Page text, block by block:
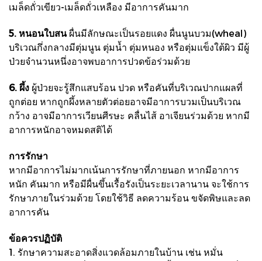
เมล็ดถั่วเขียว-เมล็ดถั่วเหลือง มีอาการคันมาก
5. หนอนใบสนผื่นมีลักษณะเป็นรอยแดง ผื่นนูนบวม(wheal)
บริเวณกึ่งกลางมีตุ่มนูน ตุ่มน้ำ ตุ่มหนอง หรือตุ่มแข็งใต้ผิว มีผู้
ป่วยจำนวนหนึ่งอาจพบอาการปวดข้อร่วมด้วย
6. ผึ้ง ผู้ป่วยจะรู้สึกแสบร้อน ปวด หรือคันที่บริเวณปากแผลที่
ถูกต่อย หากถูกผึ้งหลายตัวต่อยอาจมีอาการบวมเป็นบริเวณ
กว้าง อาจมีอาการเวียนศีรษะ คลื่นไส้ อาเจียนร่วมด้วย หากมี
อาการหนักอาจหมดสติได้
การรักษา
หากมีอาการไม่มากเน้นการรักษาที่ภายนอก หากมีอาการ
หนัก คันมาก หรือมีผื่นขึ้นเรื้อรังเป็นระยะเวลานาน จะใช้การ
รักษาภายในร่วมด้วย โดยใช้วิธี ลดความร้อน ขจัดพิษและลด
อาการคัน
ข้อควรปฏิบัติ
1. รักษาความสะอาดสิ่งแวดล้อมภายในบ้าน เช่น หมั่น